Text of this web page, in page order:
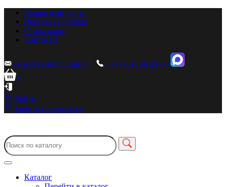
Сервисный центр
Доставка и оплата
О компании
Контакты
sale@zionstm.ru sale@...
+7 (495) 136-23-00
0
Войти
Зарегистрироваться
Каталог